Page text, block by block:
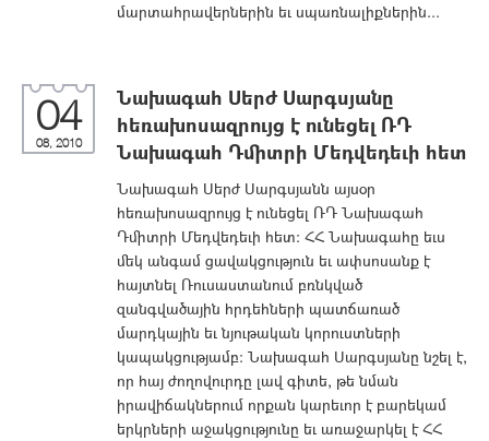
մարտահրավերներին եւ սպառնալիքներին...
04
08, 2010
Նախագահ Սերժ Սարգսյանը
հեռախոսազրույց է ունեցել ՌԴ
Նախագահ Դմիտրի Մեդվեդեւի հետ
Նախագահ Սերժ Սարգսյանն այսօր
հեռախոսազրույց է ունեցել ՌԴ Նախագահ
Դմիտրի Մեդվեդեւի հետ: ՀՀ Նախագահը եւս
մեկ անգամ ցավակցություն եւ ափսոսանք է
հայտնել Ռուսաստանում բռնկված
զանգվածային հրդեհների պատճառած
մարդկային եւ նյութական կորուստների
կապակցությամբ: Նախագահ Սարգսյանը նշել է,
որ հայ ժողովուրդը լավ գիտե, թե նման
իրավիճակներում որքան կարեւոր է բարեկամ
երկրների աջակցությունը եւ առաջարկել է ՀՀ